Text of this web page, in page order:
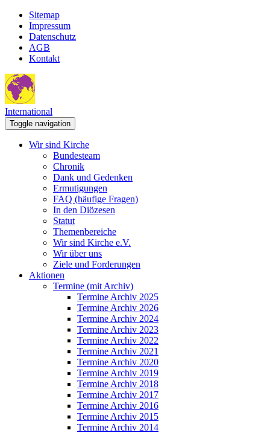
Sitemap
Impressum
Datenschutz
AGB
Kontakt
International
Toggle navigation
Wir sind Kirche
Bundesteam
Chronik
Dank und Gedenken
Ermutigungen
FAQ (häufige Fragen)
In den Diözesen
Statut
Themenbereiche
Wir sind Kirche e.V.
Wir über uns
Ziele und Forderungen
Aktionen
Termine (mit Archiv)
Termine Archiv 2025
Termine Archiv 2026
Termine Archiv 2024
Termine Archiv 2023
Termine Archiv 2022
Termine Archiv 2021
Termine Archiv 2020
Termine Archiv 2019
Termine Archiv 2018
Termine Archiv 2017
Termine Archiv 2016
Termine Archiv 2015
Termine Archiv 2014